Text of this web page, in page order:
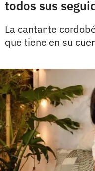
todos sus
La cantante
que tiene en su